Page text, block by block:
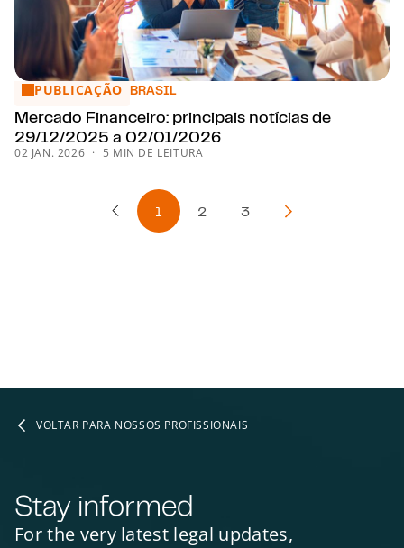
Mercado Financeiro: principais notícias de 29/12/2025 a
PUBLICAÇÃO BRASIL
Mercado Financeiro: principais notícias de
29/12/2025 a 02/01/2026
02 JAN. 2026 5 MIN DE LEITURA
Página Anterior
1 2 3
Próxima página
VOLTAR PARA NOSSOS PROFISSIONAIS
Stay informed
For the very latest legal updates,